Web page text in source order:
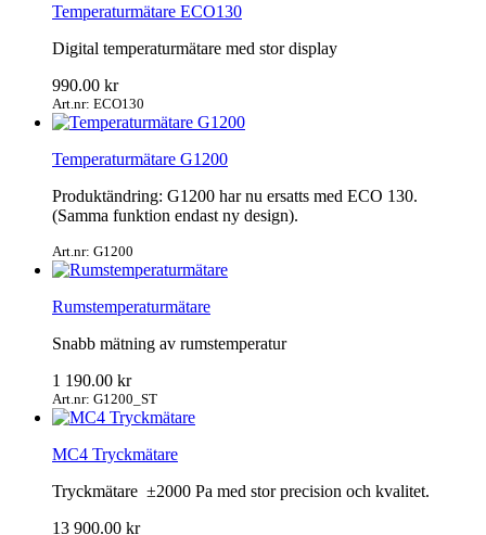
Temperaturmätare ECO130
Digital temperaturmätare med stor display
990.00 kr
Art.nr: ECO130
Temperaturmätare G1200
Produktändring: G1200 har nu ersatts med ECO 130.
(Samma funktion endast ny design).
Art.nr: G1200
Rumstemperaturmätare
Snabb mätning av rumstemperatur
1 190.00 kr
Art.nr: G1200_ST
MC4 Tryckmätare
Tryckmätare ±2000 Pa med stor precision och kvalitet.
13 900.00 kr